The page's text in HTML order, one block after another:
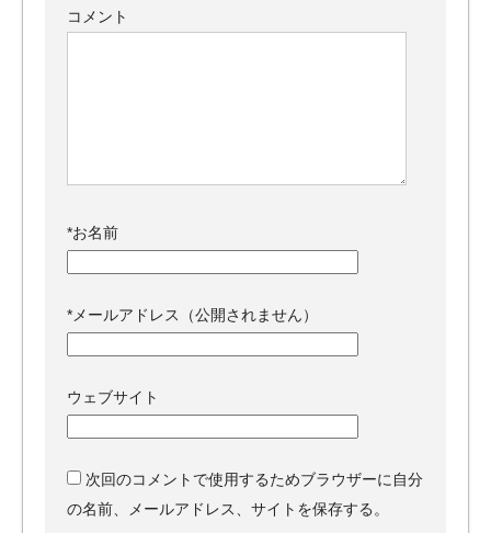
コメント
*お名前
* メールアドレス（公開されません）
ウェブサイト
次回のコメントで使用するためブラウザーに自分
の名前、メールアドレス、サイトを保存する。